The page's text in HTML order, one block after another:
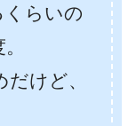
くらいの
けど、